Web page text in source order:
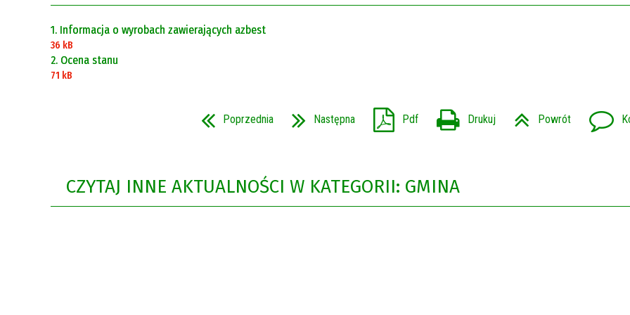
1. Informacja o wyrobach zawierających azbest
36 kB
2. Ocena stanu
71 kB
Poprzednia Następna Pdf Drukuj Powrót
CZYTAJ INNE AKTUALNOŚCI W KATEGORII: GMINA